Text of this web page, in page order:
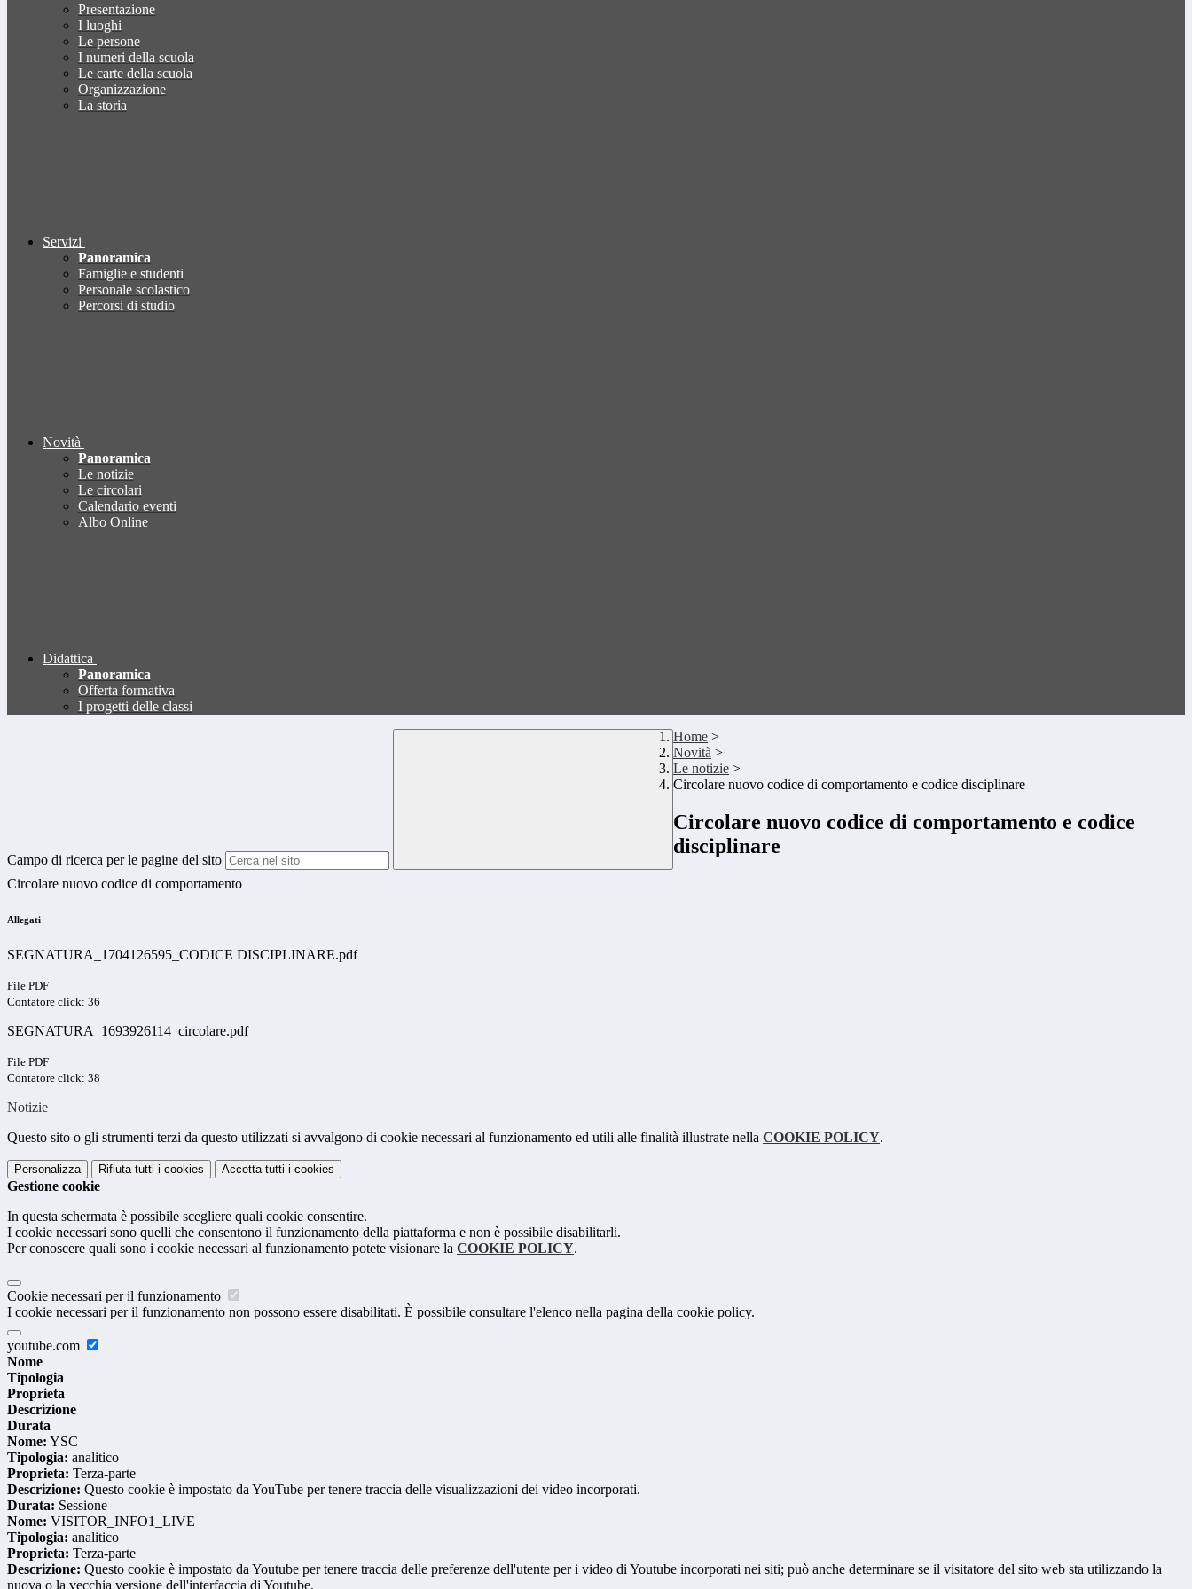
Presentazione
I luoghi
Le persone
I numeri della scuola
Le carte della scuola
Organizzazione
La storia
Servizi
Panoramica
Famiglie e studenti
Personale scolastico
Percorsi di studio
Novità
Panoramica
Le notizie
Le circolari
Calendario eventi
Albo Online
Didattica
Panoramica
Offerta formativa
I progetti delle classi
Campo di ricerca per le pagine del sito
Home >
Novità >
Le notizie >
Circolare nuovo codice di comportamento e codice disciplinare
Circolare nuovo codice di comportamento e codice
disciplinare
Circolare nuovo codice di comportamento
Allegati
SEGNATURA_1704126595_CODICE DISCIPLINARE.pdf
File PDF
Contatore click: 36
SEGNATURA_1693926114_circolare.pdf
File PDF
Contatore click: 38
Notizie
Questo sito o gli strumenti terzi da questo utilizzati si avvalgono di cookie necessari al funzionamento ed utili alle finalità illustrate nella COOKIE POLICY.
Personalizza Rifiuta tutti i cookies Accetta tutti i cookies
Gestione cookie
In questa schermata è possibile scegliere quali cookie consentire.
I cookie necessari sono quelli che consentono il funzionamento della piattaforma e non è possibile disabilitarli.
Per conoscere quali sono i cookie necessari al funzionamento potete visionare la COOKIE POLICY.
Cookie necessari per il funzionamento
I cookie necessari per il funzionamento non possono essere disabilitati. È possibile consultare l'elenco nella pagina della cookie policy.
youtube.com
Nome
Tipologia
Proprieta
Descrizione
Durata
Nome: YSC
Tipologia: analitico
Proprieta: Terza-parte
Descrizione: Questo cookie è impostato da YouTube per tenere traccia delle visualizzazioni dei video incorporati.
Durata: Sessione
Nome: VISITOR_INFO1_LIVE
Tipologia: analitico
Proprieta: Terza-parte
Descrizione: Questo cookie è impostato da Youtube per tenere traccia delle preferenze dell'utente per i video di Youtube incorporati nei siti; può anche determinare se il visitatore del sito web sta utilizzando la
nuova o la vecchia versione dell'interfaccia di Youtube.